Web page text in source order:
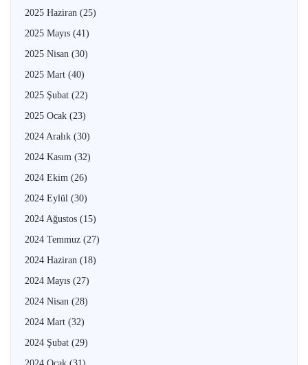
2025 Haziran (25)
2025 Mayıs (41)
2025 Nisan (30)
2025 Mart (40)
2025 Şubat (22)
2025 Ocak (23)
2024 Aralık (30)
2024 Kasım (32)
2024 Ekim (26)
2024 Eylül (30)
2024 Ağustos (15)
2024 Temmuz (27)
2024 Haziran (18)
2024 Mayıs (27)
2024 Nisan (28)
2024 Mart (32)
2024 Şubat (29)